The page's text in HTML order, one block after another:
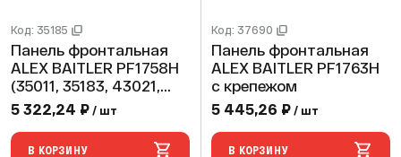
Код: 35185
Панель фронтальная
ALEX BAITLER PF1758H
(35011, 35183, 43021,
43019)
5 322,24 ₽ / шт
В КОРЗИНУ
Код: 37690
Панель фронтальная
ALEX BAITLER PF1763H
с крепежом
5 445,26 ₽ / шт
В КОРЗИНУ